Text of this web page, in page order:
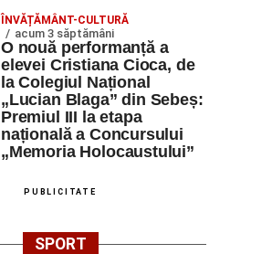
ÎNVĂȚĂMÂNT-CULTURĂ
acum 3 săptămâni
O nouă performanță a
elevei Cristiana Cioca, de
la Colegiul Național
„Lucian Blaga” din Sebeș:
Premiul III la etapa
națională a Concursului
„Memoria Holocaustului”
PUBLICITATE
SPORT